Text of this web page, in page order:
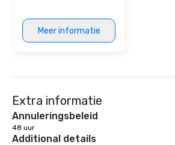
Meer informatie
Extra informatie
Annuleringsbeleid
48 uur
Additional details